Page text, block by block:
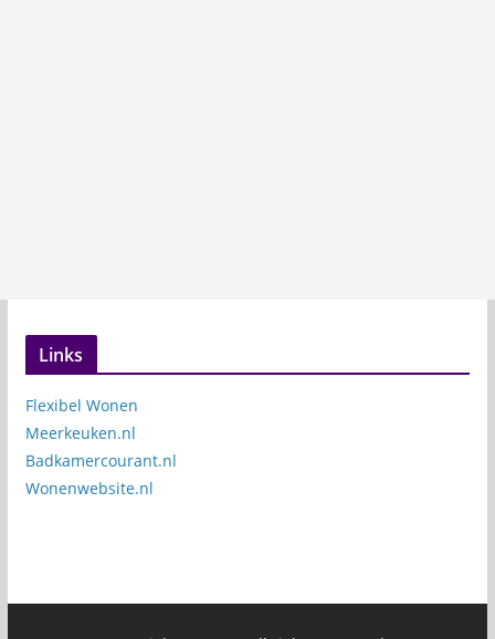
Links
Flexibel Wonen
Meerkeuken.nl
Badkamercourant.nl
Wonenwebsite.nl